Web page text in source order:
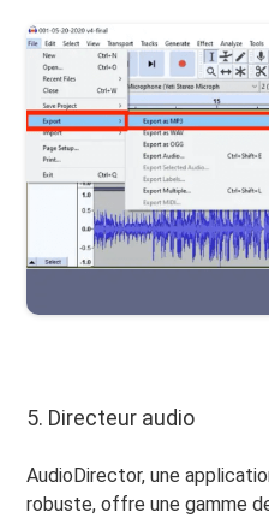
5. Directeur audio
AudioDirector, une
robuste, offre une gamme